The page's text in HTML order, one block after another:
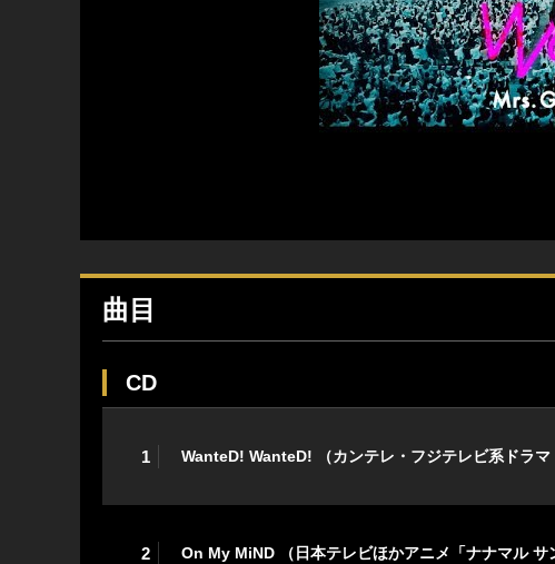
曲目
CD
1 WanteD! WanteD! （カンテレ・フジテレビ系ドラマ
2 On My MiND （日本テレビほかアニメ「ナナマル サ